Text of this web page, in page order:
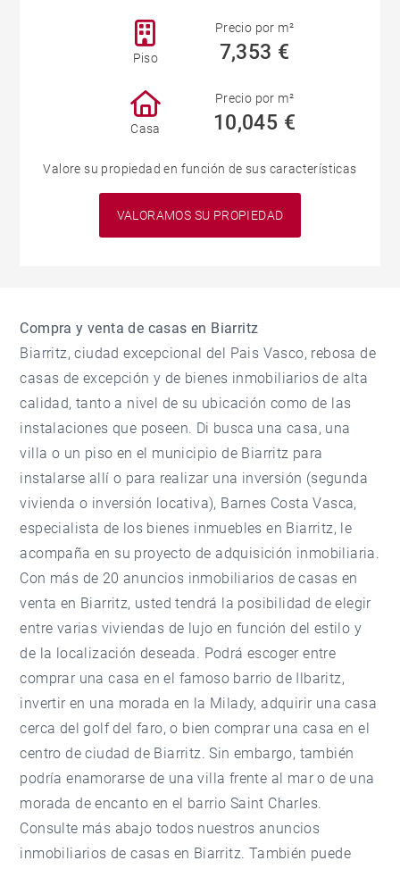
Piso
Precio por m²
7,353 €
Casa
Precio por m²
10,045 €
Valore su propiedad en función de sus características
VALORAMOS SU PROPIEDAD
Compra y venta de casas en Biarritz
Biarritz, ciudad excepcional del Pais Vasco, rebosa de
casas de excepción y de bienes inmobiliarios de alta
calidad, tanto a nivel de su ubicación como de las
instalaciones que poseen. Di busca una casa, una
villa o un piso en el municipio de Biarritz para
instalarse allí o para realizar una inversión (segunda
vivienda o inversión locativa), Barnes Costa Vasca,
especialista de los bienes inmuebles en Biarritz, le
acompaña en su proyecto de adquisición inmobiliaria.
Con más de 20 anuncios inmobiliarios de casas en
venta en Biarritz, usted tendrá la posibilidad de elegir
entre varias viviendas de lujo en función del estilo y
de la localización deseada. Podrá escoger entre
comprar una casa en el famoso barrio de Ilbaritz,
invertir en una morada en la Milady, adquirir una casa
cerca del golf del faro, o bien comprar una casa en el
centro de ciudad de Biarritz. Sin embargo, también
podría enamorarse de una villa frente al mar o de una
morada de encanto en el barrio Saint Charles.
Consulte más abajo todos nuestros anuncios
inmobiliarios de casas en Biarritz. También puede